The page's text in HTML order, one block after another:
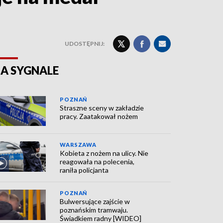
UDOSTĘPNIJ:
SYGNALE
POZNAŃ
Straszne sceny w zakładzie
pracy. Zaatakował nożem
WARSZAWA
Kobieta z nożem na ulicy. Nie
reagowała na polecenia,
raniła policjanta
POZNAŃ
Bulwersujące zajście w
poznańskim tramwaju.
Świadkiem radny [WIDEO]